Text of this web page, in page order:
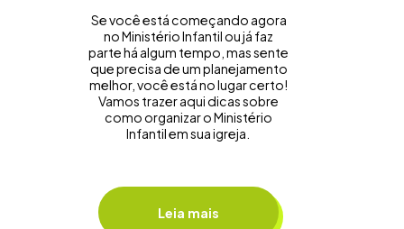
Se você está começando agora
no Ministério Infantil ou já faz
parte há algum tempo, mas sente
que precisa de um planejamento
melhor, você está no lugar certo!
Vamos trazer aqui dicas sobre
como organizar o Ministério
Infantil em sua igreja.
Leia mais